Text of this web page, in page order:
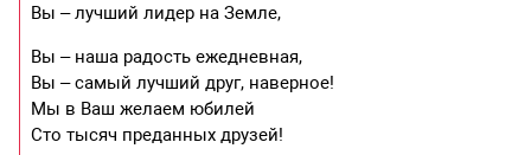
Вы – лучший лидер на Земле,
Вы – наша радость ежедневная,
Вы – самый лучший друг, наверное!
Мы в Ваш желаем юбилей
Сто тысяч преданных друзей!